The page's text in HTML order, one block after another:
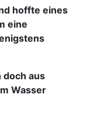
hoffte eines
eine
doch aus
Wasser